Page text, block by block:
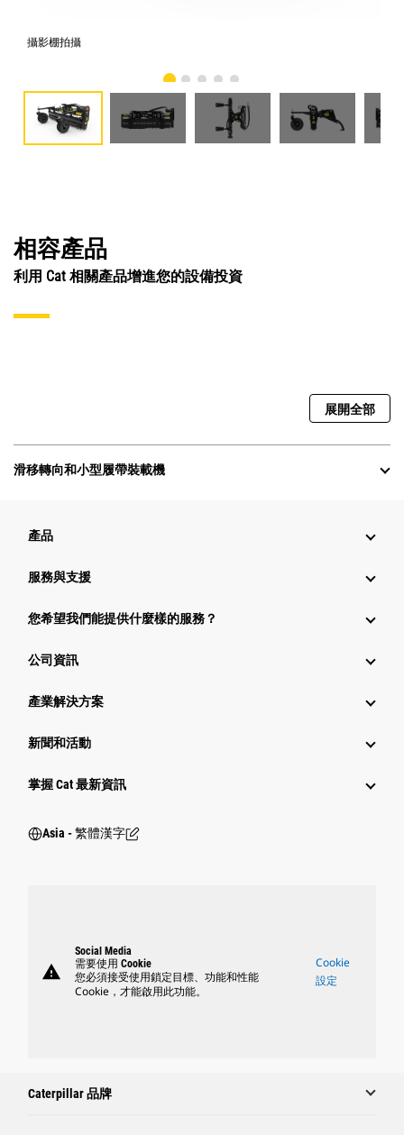
攝影棚拍攝
相容產品
利用 Cat 相關產品增進您的設備投資
展開全部
滑移轉向和小型履帶裝載機
產品
服務與支援
您希望我們能提供什麼樣的服務？
公司資訊
產業解決方案
新聞和活動
掌握 Cat 最新資訊
Asia - 繁體漢字
warning
Social Media
需要使用 Cookie
您必須接受使用鎖定目標、功能和性能
Cookie，才能啟用此功能。
Cookie
設定
Caterpillar 品牌